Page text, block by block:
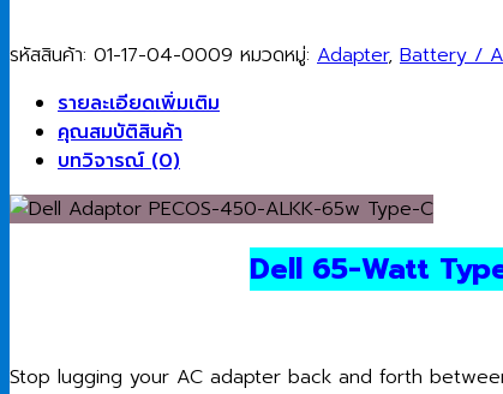
รหัสสินค้า: 01-17-04-0009 หมวดหมู่: Adapter, Battery /
รายละเอียดเพิ่มเติม
คุณสมบัติสินค้า
บทวิจารณ์ (0)
Dell 65-Watt
Stop lugging your AC adapter back and forth